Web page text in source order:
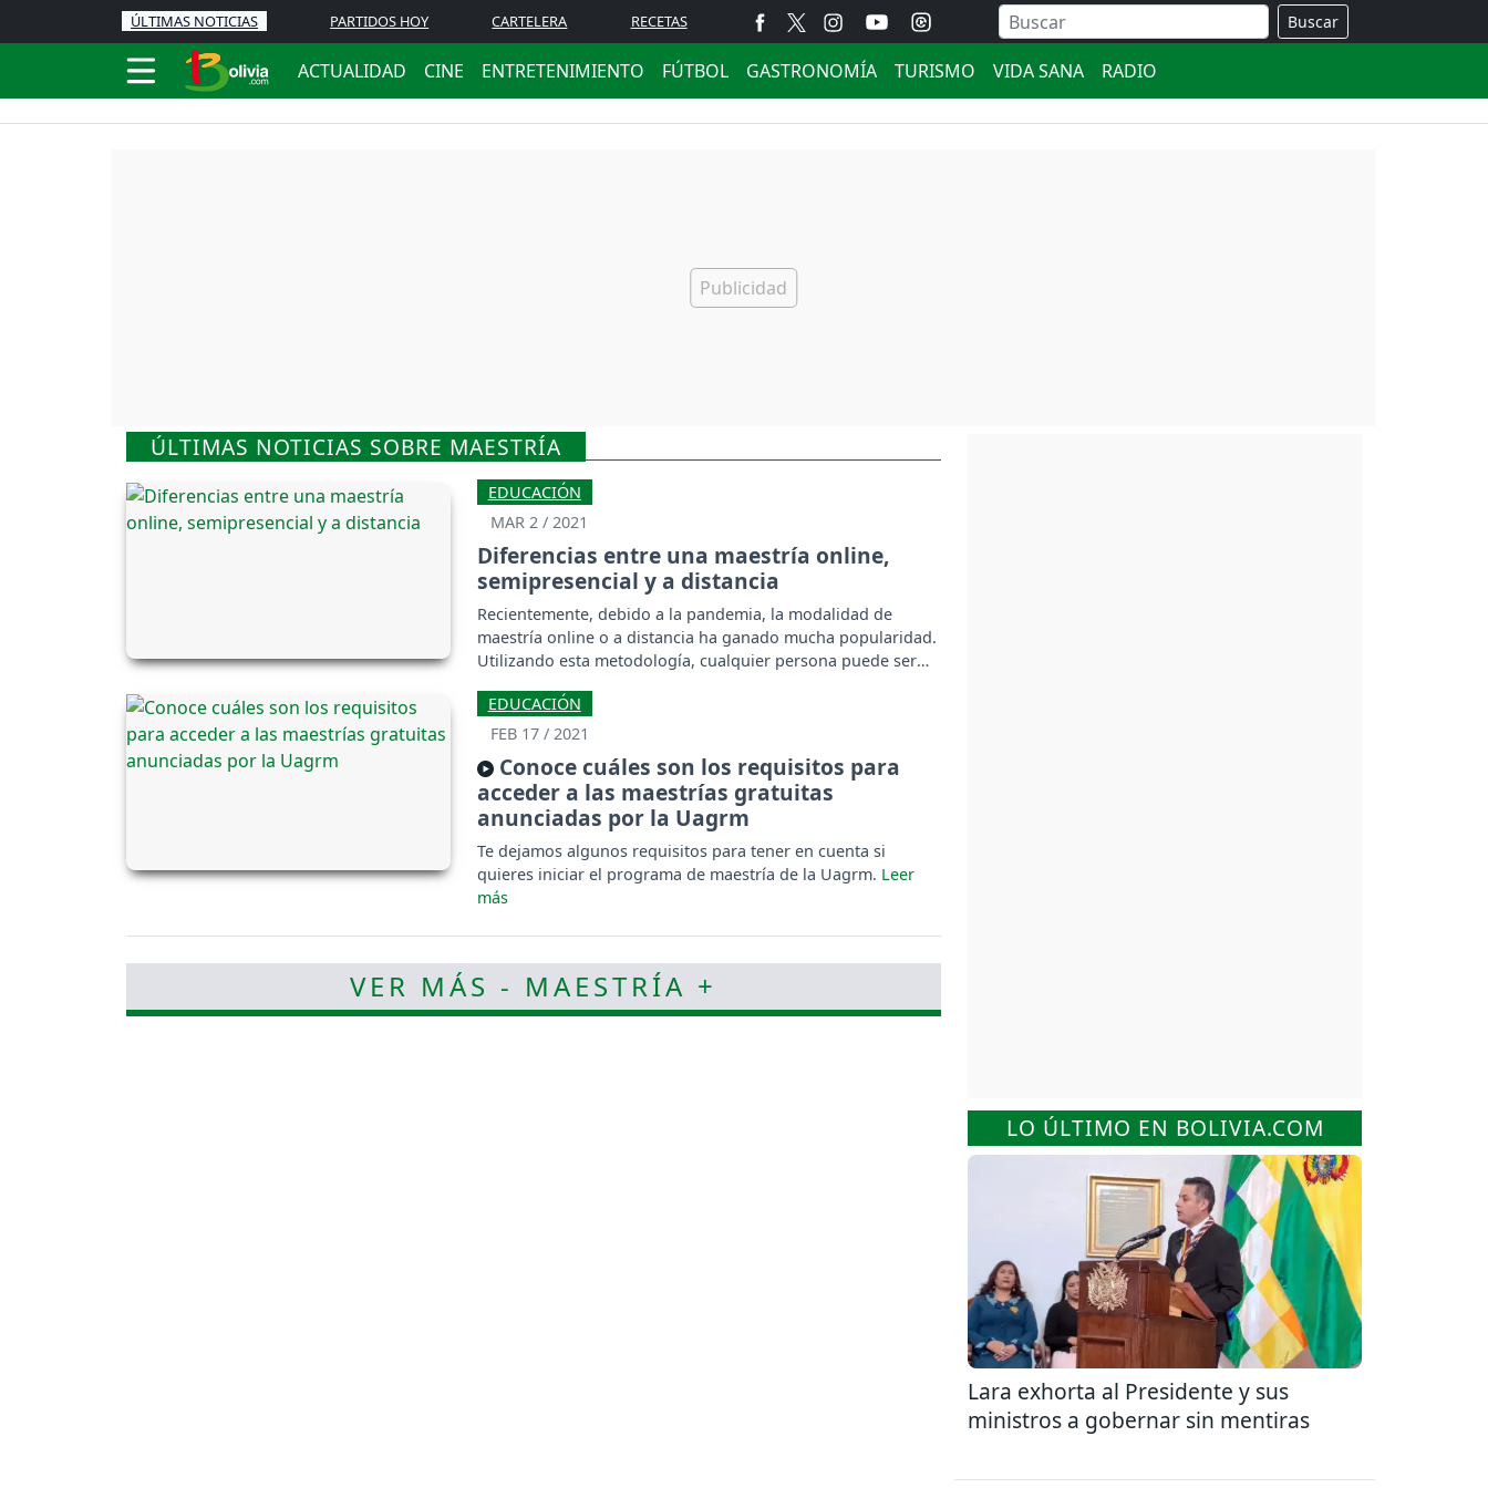
ÚLTIMAS NOTICIAS PARTIDOS HOY CARTELERA RECETAS Buscar
ACTUALIDAD CINE ENTRETENIMIENTO FÚTBOL GASTRONOMÍA TURISMO VIDA SANA RADIO
ÚLTIMAS NOTICIAS SOBRE MAESTRÍA
EDUCACIÓN
MAR 2 / 2021
Diferencias entre una maestría online,
semipresencial y a distancia
Recientemente, debido a la pandemia, la modalidad de
maestría online o a distancia ha ganado mucha popularidad.
Utilizando esta metodología, cualquier persona puede ser
EDUCACIÓN
FEB 17 / 2021
Conoce cuáles son los requisitos para
acceder a las maestrías gratuitas
anunciadas por la Uagrm
Te dejamos algunos requisitos para tener en cuenta si
quieres iniciar el programa de maestría de la Uagrm.
VER MÁS - MAESTRÍA +
LO ÚLTIMO EN BOLIVIA.COM
Lara exhorta al Presidente y sus
ministros a gobernar sin mentiras